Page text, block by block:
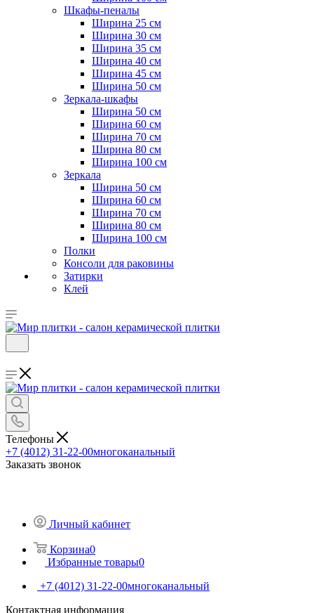
Шкафы-пеналы
Ширина 25 см
Ширина 30 см
Ширина 35 см
Ширина 40 см
Ширина 45 см
Ширина 50 см
Зеркала-шкафы
Ширина 50 см
Ширина 60 см
Ширина 70 см
Ширина 80 см
Ширина 100 см
Зеркала
Ширина 50 см
Ширина 60 см
Ширина 70 см
Ширина 80 см
Ширина 100 см
Полки
Консоли для раковины
Затирки
Клей
Телефоны
+7 (4012) 31-22-00многоканальный
Заказать звонок
Личный кабинет
Корзина0
Избранные товары0
+7 (4012) 31-22-00многоканальный
Контактная информация